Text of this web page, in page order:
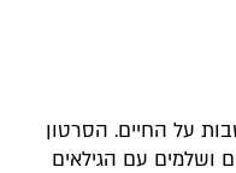
על החיים. הסרטון
ושלמים עם הגילאים